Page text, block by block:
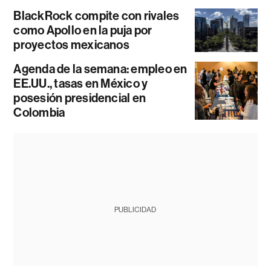
BlackRock compite con rivales
como Apollo en la puja por
proyectos mexicanos
Agenda de la semana: empleo en
EE.UU., tasas en México y
posesión presidencial en
Colombia
PUBLICIDAD